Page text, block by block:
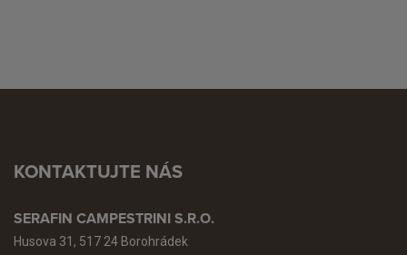
KONTAKTUJTE NÁS
SERAFIN CAMPESTRINI S.R.O.
Husova 31, 517 24 Borohrádek